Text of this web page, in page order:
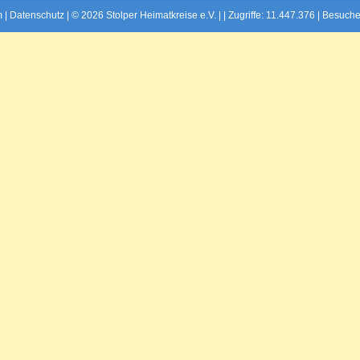
Datenschutz | © 2026 Stolper Heimatkreise e.V. | | Zugriffe: 11.447.376 |